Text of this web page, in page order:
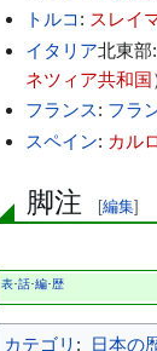
トルコ : スレイ
イタリア北東部:
ネツィア共和国
フランス: フラ
スペイン: カル
脚注 [編集]
表･話･編･ 歴
カテゴリ : 日本の